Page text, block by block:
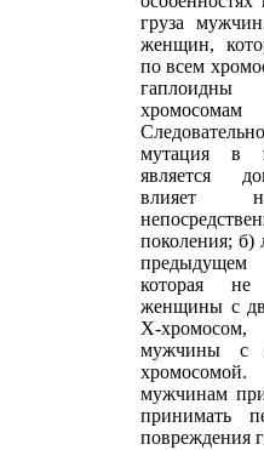
груза
женщин,
по всем
мутация в
является
влияет
поколения; б)
которая
женщины с
Х-
мужчины с
хромосомой.
мужчинам
принимать
повреждения